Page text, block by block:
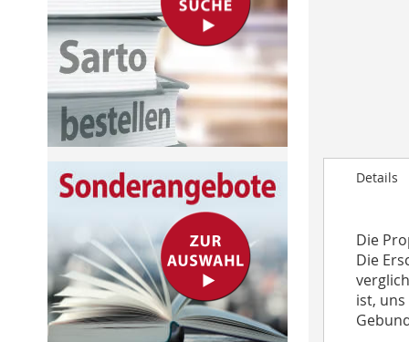
Details
Die
Die
ist,